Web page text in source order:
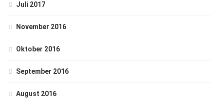
Juli 2017
November 2016
Oktober 2016
September 2016
August 2016